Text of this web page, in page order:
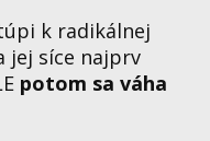
k radikálnej
jej síce najprv
potom sa váha